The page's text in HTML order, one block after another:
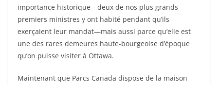
importance historique—deux de nos plus grands
premiers ministres y ont habité pendant qu’ils
exerçaient leur mandat—mais aussi parce qu’elle est
une des rares demeures haute-bourgeoise d’époque
qu’on puisse visiter à Ottawa.
Maintenant que Parcs Canada dispose de la maison